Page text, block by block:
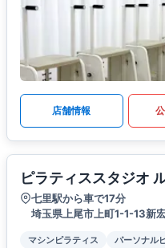
店舗情報
ピラティススタジオ
七里駅から車で17分
埼玉県上尾市上町1-1-13新
マシンピラティス パーソナル